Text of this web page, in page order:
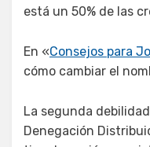
está un 50% de las
En «Consejos para
cómo cambiar el
La segunda
Denegación